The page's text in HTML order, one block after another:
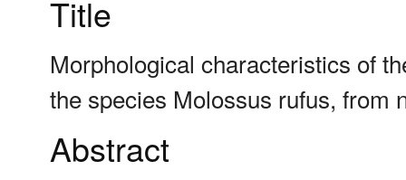
Title
Morphological characteristics of
the species Molossus rufus, from
Abstract